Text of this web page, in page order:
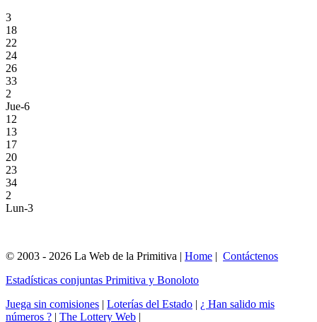
3
18
22
24
26
33
2
Jue-6
12
13
17
20
23
34
2
Lun-3
© 2003 - 2026 La Web de la Primitiva | Home | Contáctenos
Estadísticas conjuntas Primitiva y Bonoloto
Juega sin comisiones | Loterías del Estado | ¿ Han salido mis
números ? | The Lottery Web |